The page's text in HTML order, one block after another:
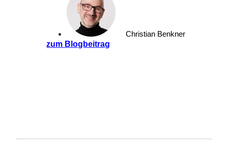
Christian Benkner
zum Blogbeitrag